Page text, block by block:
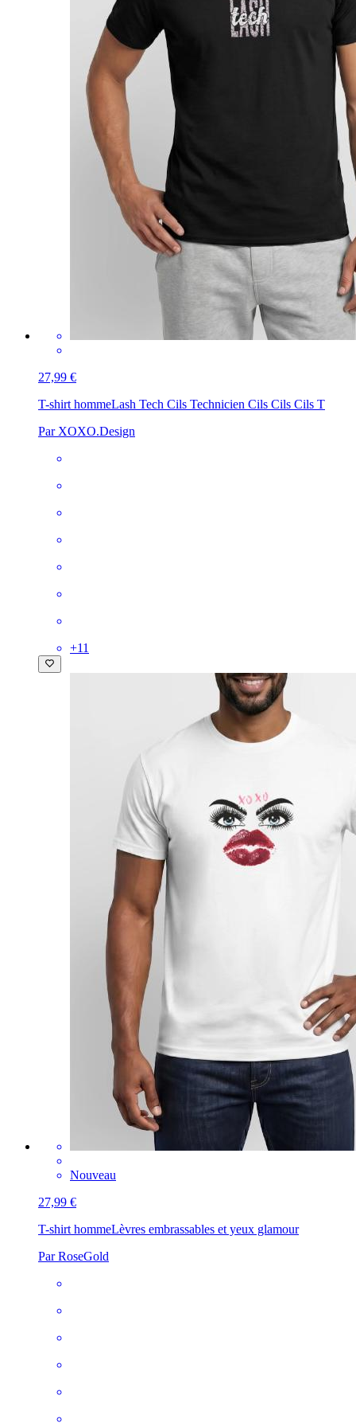
27,99 €
T-shirt hommeLash Tech Cils Technicien Cils Cils Cils T
Par XOXO.Design
+11
Nouveau
27,99 €
T-shirt hommeLèvres embrassables et yeux glamour
Par RoseGold